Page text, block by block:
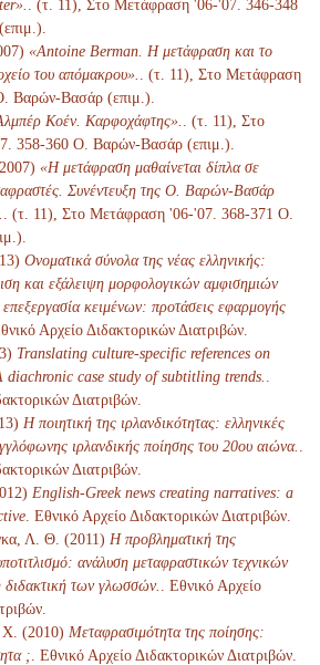
. (τ. 11), Στο Μετάφραση '06-'07. 346-348
«Antoine Berman. Η μετάφραση και το
του απόμακρου».
. (τ. 11), Στο Μετάφραση
Βαρών-Βασάρ (επιμ.).
Κοέν. Καρφοχάφτης».
. (τ. 11), Στο
358-360 Ο. Βαρών-Βασάρ (επιμ.).
«Η μετάφραση μαθαίνεται δίπλα σε
Συνέντευξη της Ο. Βαρών-Βασάρ
. (τ. 11), Στο Μετάφραση '06-'07. 368-371 Ο.
Ονοματικά σύνολα της νέας ελληνικής:
και εξάλειψη μορφολογικών αμφισημιών
κειμένων: προτάσεις εφαρμογής
Αρχείο Διδακτορικών Διατριβών.
Translating culture-specific references on
diachronic case study of subtitling trends.
Διατριβών.
Η ποιητική της ιρλανδικότητας: ελληνικές
ιρλανδικής ποίησης του 20ου αιώνα.
Διατριβών.
English-Greek news creating narratives: a
. Εθνικό Αρχείο Διδακτορικών Διατριβών.
Λ. Θ. (2011) Η προβληματική της
ανάλυση μεταφραστικών τεχνικών
διδακτική των γλωσσών.
. Εθνικό Αρχείο
Χ. (2010) Μεταφρασιμότητα της ποίησης:
; . Εθνικό Αρχείο Διδακτορικών Διατριβών.